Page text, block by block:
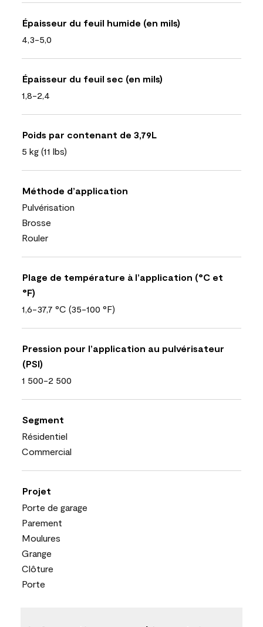
Épaisseur du feuil humide (en mils)
4,3-5,0
Épaisseur du feuil sec (en mils)
1,8-2,4
Poids par contenant de 3,79L
5 kg (11 lbs)
Méthode d’application
Pulvérisation
Brosse
Rouler
Plage de température à l’application (°C et
°F)
1,6-37,7 °C (35-100 °F)
Pression pour l’application au pulvérisateur
(PSI)
1 500-2 500
Segment
Résidentiel
Commercial
Projet
Porte de garage
Parement
Moulures
Grange
Clôture
Porte